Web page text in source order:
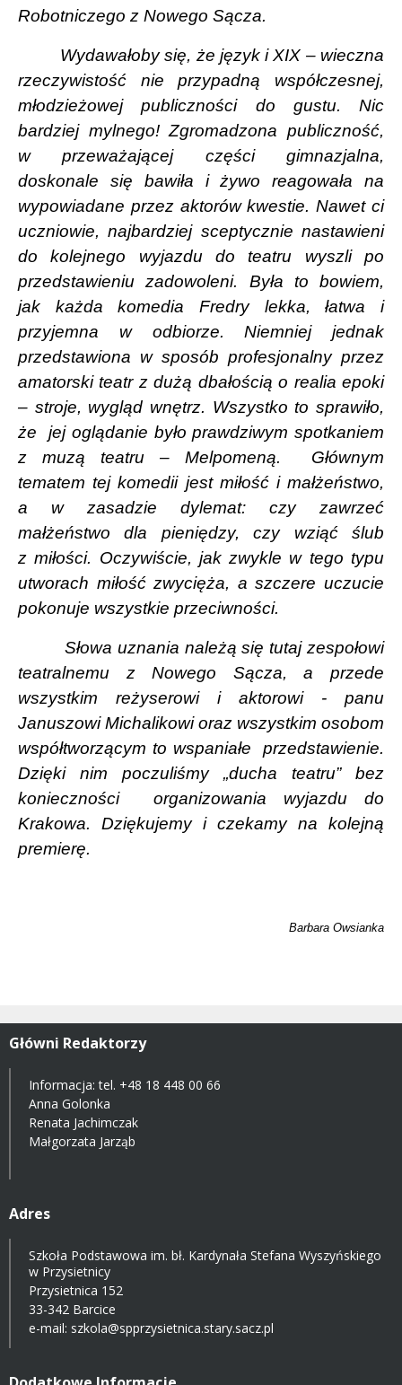
Robotniczego z Nowego Sącza.
Wydawałoby się, że język i XIX – wieczna
rzeczywistość nie przypadną współczesnej,
młodzieżowej publiczności do gustu. Nic
bardziej mylnego! Zgromadzona publiczność,
w przeważającej części gimnazjalna,
doskonale się bawiła i żywo reagowała na
wypowiadane przez aktorów kwestie. Nawet ci
uczniowie, najbardziej sceptycznie nastawieni
do kolejnego wyjazdu do teatru wyszli po
przedstawieniu zadowoleni. Była to bowiem,
jak każda komedia Fredry lekka, łatwa i
przyjemna w odbiorze. Niemniej jednak
przedstawiona w sposób profesjonalny przez
amatorski teatr z dużą dbałością o realia epoki
– stroje, wygląd wnętrz. Wszystko to sprawiło,
że
jej oglądanie było prawdziwym spotkaniem
z muzą teatru – Melpomeną.
Głównym
tematem tej komedii jest miłość i małżeństwo,
a w zasadzie dylemat: czy zawrzeć
małżeństwo dla pieniędzy, czy wziąć ślub
z miłości. Oczywiście, jak zwykle w tego typu
utworach miłość zwycięża, a szczere uczucie
pokonuje wszystkie przeciwności.
Słowa uznania należą się tutaj zespołowi
teatralnemu z Nowego Sącza, a przede
wszystkim reżyserowi i aktorowi - panu
Januszowi Michalikowi oraz wszystkim osobom
współtworzącym to wspaniałe
przedstawienie.
Dzięki nim poczuliśmy „ducha teatru” bez
konieczności
organizowania wyjazdu do
Krakowa. Dziękujemy i czekamy na kolejną
premierę.
Barbara Owsianka
Główni Redaktorzy
Informacja: tel. +48 18 448 00 66
Anna Golonka
Renata Jachimczak
Małgorzata Jarząb
Adres
Szkoła Podstawowa im. bł. Kardynała Stefana Wyszyńskiego
w Przysietnicy
Przysietnica 152
33-342 Barcice
e-mail: szkola@spprzysietnica.stary.sacz.pl